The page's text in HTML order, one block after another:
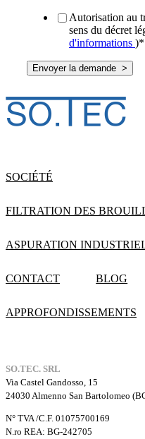
Autorisation au
sens du décret
d'informations )*
SOCIÉTÉ
FILTRATION DES
ASPURATION
CONTACT BLOG
APPROFONDISSEMENTS
SO.TEC. SRL
Via Castel Gandosso, 15
24030 Almenno San Bartolomeo
N° TVA /C.F. 01075700169
N.ro REA: BG-242705